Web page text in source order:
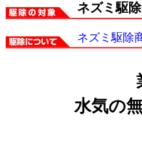
ネズミ駆除
ネズミ駆除
水気の